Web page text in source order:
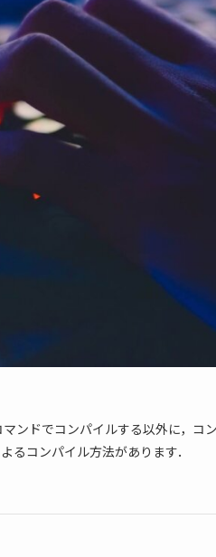
マンドでコンパイルする以外に，
るコンパイル方法があります．